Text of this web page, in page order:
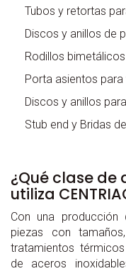
Tubos y retortas
Discos y anillos de
Rodillos
Porta asientos
Discos y anillos
Stub end y Bridas
¿Qué clase de
utiliza
Con una
piezas con
tratamientos térmicos
de aceros